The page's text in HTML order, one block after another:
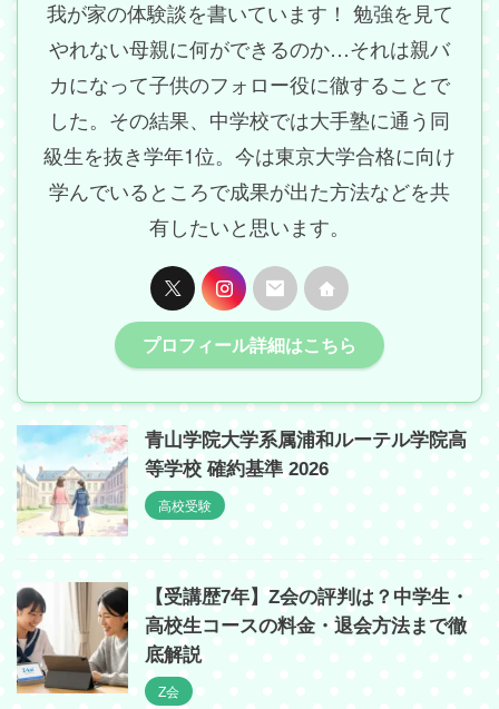
我が家の体験談を書いています！ 勉強を見て
やれない母親に何ができるのか…それは親バ
カになって子供のフォロー役に徹することで
した。その結果、中学校では大手塾に通う同
級生を抜き学年1位。今は東京大学合格に向け
学んでいるところで成果が出た方法などを共
有したいと思います。
プロフィール詳細はこちら
青山学院大学系属浦和ルーテル学院高
等学校 確約基準 2026
高校受験
【受講歴7年】Z会の評判は？中学生・
高校生コースの料金・退会方法まで徹
底解説
Z会